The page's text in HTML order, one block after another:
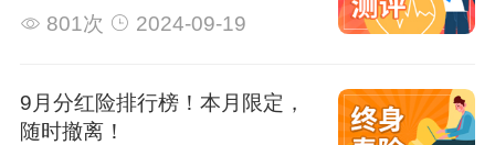
801次
2024-09-19
9月分红险排行榜！本月限定，
随时撤离！